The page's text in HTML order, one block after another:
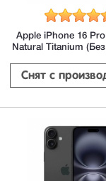
Apple iPhone 16
Natural Titanium
Снят с